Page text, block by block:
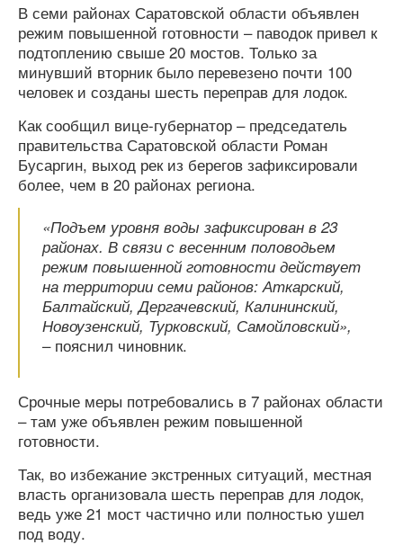
В семи районах Саратовской области объявлен
режим повышенной готовности – паводок привел к
подтоплению свыше 20 мостов. Только за
минувший вторник было перевезено почти 100
человек и созданы шесть переправ для лодок.
Как сообщил вице-губернатор – председатель
правительства Саратовской области Роман
Бусаргин, выход рек из берегов зафиксировали
более, чем в 20 районах региона.
«Подъем уровня воды зафиксирован в 23
районах. В связи с весенним половодьем
режим повышенной готовности действует
на территории семи районов: Аткарский,
Балтайский, Дергачевский, Калининский,
Новоузенский, Турковский, Самойловский»,
– пояснил чиновник.
Срочные меры потребовались в 7 районах области
– там уже объявлен режим повышенной
готовности.
Так, во избежание экстренных ситуаций, местная
власть организовала шесть переправ для лодок,
ведь уже 21 мост частично или полностью ушел
под воду.